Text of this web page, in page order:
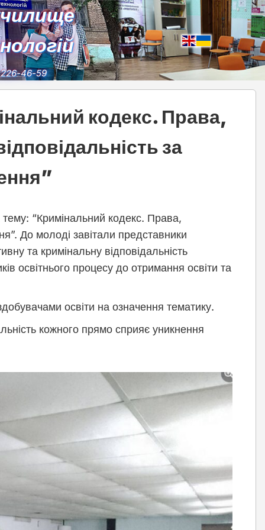
226-46-59
кодекс. Права,
за
“Кримінальний кодекс. Права,
До молоді завітали представники
та кримінальну відповідальність
освітнього процесу до отримання освіти та
здобувачамиосвіти на означення тематику.
кожного прямо сприяє уникнення